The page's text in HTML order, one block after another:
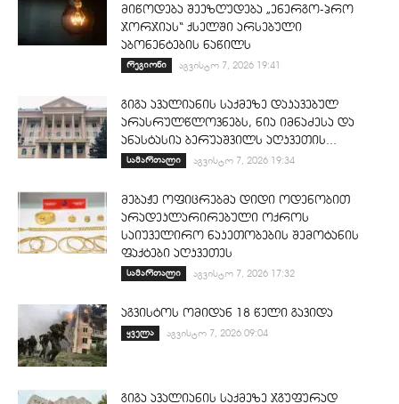
მიწოდება შეეზღუდება „ენერგო-პრო
ჯორჯიას“ ქსელში არსებული
აბონენტების ნაწილს
რეგიონი აგვისტო 7, 2026 19:41
გიგა ავალიანის საქმეზე დაკავებულ
არასრულწლოვნებს, ნია იმნაძესა და
ანასტასია ბერუაშვილს აღკვეთის...
სამართალი აგვისტო 7, 2026 19:34
მებაჟე ოფიცრებმა დიდი ოდენობით
არადეკლარირებული ოქროს
საიუველირო ნაკეთობების შემოტანის
ფაქტები აღკვეთეს
სამართალი აგვისტო 7, 2026 17:32
აგვისტოს ომიდან 18 წელი გავიდა
ყველა აგვისტო 7, 2026 09:04
გიგა ავალიანის საქმეზე ჯგუფურად